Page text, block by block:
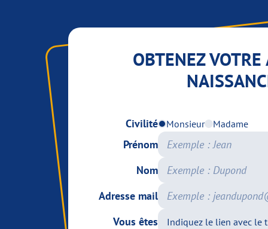
OBTENEZ VOTRE
Civilité Monsieur Madame
Prénom
Nom
Adresse mail
Vous êtes